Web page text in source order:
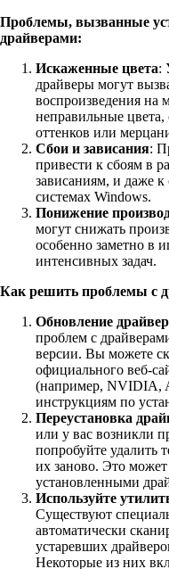
Проблемы, вызванные
драйверами:
Искаженные цвета:
драйверы могут
воспроизведения на
неправильные цвета,
оттенков или
Сбои и зависания:
привести к сбоям в
зависаниям, и даже
системах Windows.
Понижение
могут снижать
особенно заметно в
интенсивных задач.
Как решить проблемы с
Обновление
проблем с
версии. Вы можете
официального веб-
(например, NVIDIA,
инструкциям по
Переустановка
или у вас возникли
попробуйте удалить
их заново. Это
установленными
Используйте
Существуют
автоматически
устаревших
Некоторые из них